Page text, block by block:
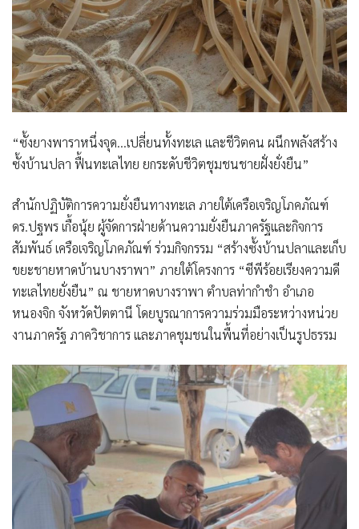
“ซั้งยางพาราหนึ่งจุด…เปลี่ยนทั้งทะเล และชีวิตคน ผนึกพลังสร้าง
ซั้งบ้านปลา ฟื้นทะเลไทย ยกระดับชีวิตชุมชนชายฝั่งยั่งยืน”
สำนักปฏิบัติการความยั่งยืนทางทะเล ภายใต้เครือเจริญโภคภัณฑ์
ดร.ปฐพร เกื้อนุ้ย ผู้จัดการฝ่ายด้านความยั่งยืนภาครัฐและกิจการ
สัมพันธ์ เครือเจริญโภคภัณฑ์ ร่วมกิจกรรม “สร้างซั้งบ้านปลาและเก็บ
ขยะชายหาดบ้านบางราพา” ภายใต้โครงการ “ซีพีร้อยเรียงความดี
ทะเลไทยยั่งยืน” ณ ชายหาดบางราพา ตำบลท่ากำชำ อำเภอ
หนองจิก จังหวัดปัตตานี โดยบูรณาการความร่วมมือระหว่างหน่วย
งานภาครัฐ ภาควิชาการ และภาคชุมชนในพื้นที่อย่างเป็นรูปธรรม